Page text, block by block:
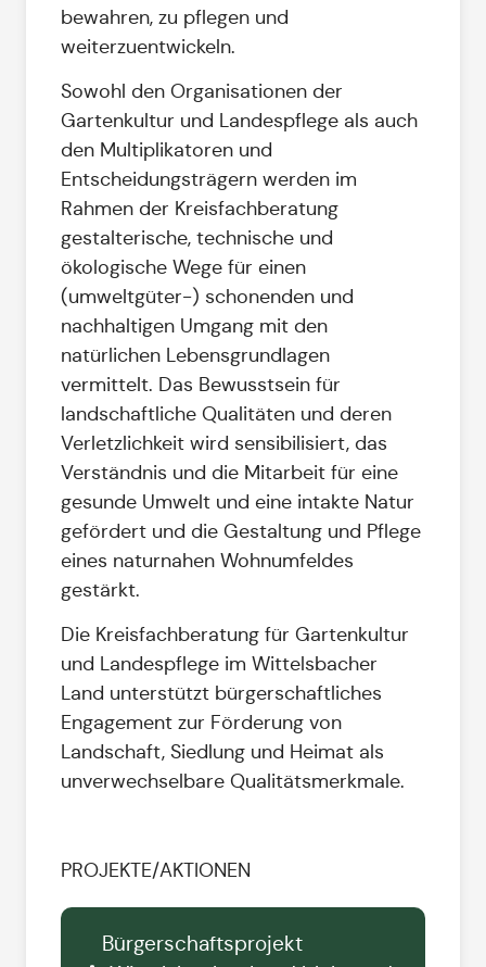
bewahren, zu pflegen und
weiterzuentwickeln.
Sowohl den Organisationen der
Gartenkultur und Landespflege als auch
den Multiplikatoren und
Entscheidungsträgern werden im
Rahmen der Kreisfachberatung
gestalterische, technische und
ökologische Wege für einen
(umweltgüter-) schonenden und
nachhaltigen Umgang mit den
natürlichen Lebensgrundlagen
vermittelt. Das Bewusstsein für
landschaftliche Qualitäten und deren
Verletzlichkeit wird sensibilisiert, das
Verständnis und die Mitarbeit für eine
gesunde Umwelt und eine intakte Natur
gefördert und die Gestaltung und Pflege
eines naturnahen Wohnumfeldes
gestärkt.
Die Kreisfachberatung für Gartenkultur
und Landespflege im Wittelsbacher
Land unterstützt bürgerschaftliches
Engagement zur Förderung von
Landschaft, Siedlung und Heimat als
unverwechselbare Qualitätsmerkmale.
PROJEKTE/AKTIONEN
Bürgerschaftsprojekt